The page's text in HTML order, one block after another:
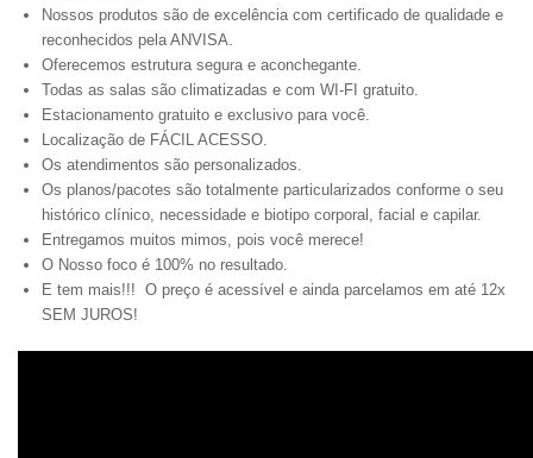
Nossos produtos são de excelência com certificado de qualidade e
reconhecidos pela ANVISA.
Oferecemos estrutura segura e aconchegante.
Todas as salas são climatizadas e com WI-FI gratuito.
Estacionamento gratuito e exclusivo para você.
Localização de FÁCIL ACESSO.
Os atendimentos são personalizados.
Os planos/pacotes são totalmente particularizados conforme o seu
histórico clínico, necessidade e biotipo corporal, facial e capilar.
Entregamos muitos mimos, pois você merece!
O Nosso foco é 100% no resultado.
E tem mais!!! O preço é acessível e ainda parcelamos em até 12x
SEM JUROS!